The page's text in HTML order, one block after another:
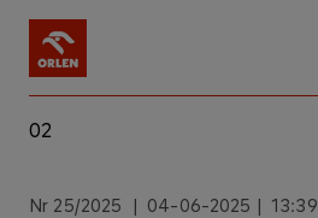
02
Nr 25/2025 | 04-06-2025 | 13:39